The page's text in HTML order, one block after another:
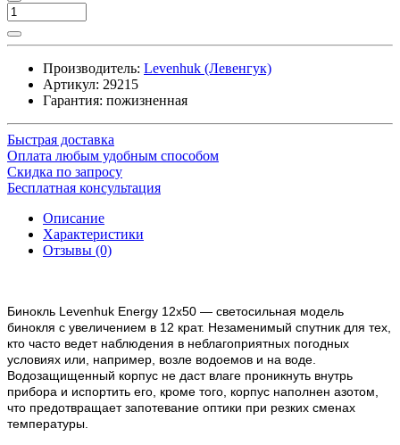
Производитель: Levenhuk (Левенгук)
Артикул: 29215
Гарантия: пожизненная
Быстрая доставка
Оплата любым удобным способом
Скидка по запросу
Бесплатная консультация
Описание
Характеристики
Отзывы (0)
Бинокль Levenhuk Energy 12x50 — светосильная модель
бинокля с увеличением в 12 крат. Незаменимый спутник для тех,
кто часто ведет наблюдения в неблагоприятных погодных
условиях или, например, возле водоемов и на воде.
Водозащищенный корпус не даст влаге проникнуть внутрь
прибора и испортить его, кроме того, корпус наполнен азотом,
что предотвращает запотевание оптики при резких сменах
температуры.